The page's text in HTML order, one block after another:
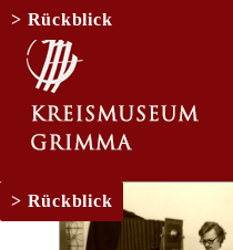
Rückblick
Rückblick